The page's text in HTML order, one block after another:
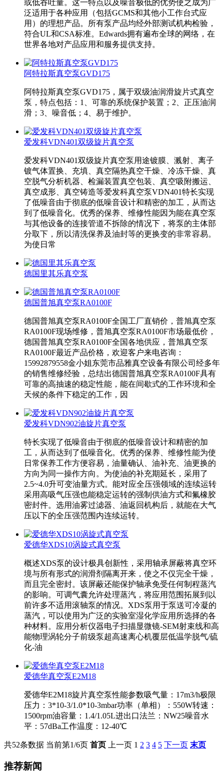
或低吞吐量。这一特点以及噪音极低的优势使之成为广
泛适用于各种应用（包括GCMS和其他小工作台式应
用）的理想产品。所有泵产品均经外部测试机构检验，
符合UL和CSA标准。Edwards拥有遍布全球的网络，在
世界各地对产品应用和服务提供支持。
阿特拉斯真空泵GVD175
阿特拉斯真空泵GVD175，属于双级油润滑旋片式真空
泵，特点包括：1、可靠的系统保护装置；2、正压油润
滑；3、噪音低；4、易于维护。
爱发科VDN401双级旋片真空泵
爱发科VDN401双级旋片真空泵用途镀膜、溅射、离子
镀气体置换、充填、真空隔热真空干燥、冷冻干燥、真
空脱气分析机器、检漏装置真空包装、真空吸附搬运、
真空成形、真空铸造等爱发科真空泵VDN401特长实现
了低噪音由于彻底的低噪音设计和精密的加工，从而达
到了低噪音化。优秀的保养、维修性能因为能在真空泵
与其他设备的连接管道不拆除的情况下，将泵的主体部
分取下，所以清洗保养及油封等的更换变的非常容易。
为使日常
德国里其乐真空泵
德国普旭真空泵RA0100F
德国普旭真空泵RA0100F全国工厂直销价，普旭真空泵
RA0100F现场维修，普旭真空泵RA0100F市场最低价，
德国普旭真空泵RA0100F全国各地供应，普旭真空泵
RA0100F最近产品价格，欢迎客户来电咨询：
15992879558金小姐东莞市品雅真空设备有限公司经多年
的销售维修经验，总结出德国普旭真空泵RA0100F具有
可靠的高抽速的稳定性能，能在间歇式的工作环境和全
天候的条件下稳定的工作，因
爱发科VDN902油旋片真空泵
特长实现了低噪音由于彻底的低噪音设计和精密的加
工，从而达到了低噪音化。优秀的保养、维修性能为使
日常保养工作方便容易，油量确认、油补充、油更换的
方向为同一操作方向。为使油的补充期延长，采用了
2.5~4.0升可变油量方式。能对应全压强领域的连续运转
采用高吸气压强也能稳定运转的强制供油方式和氟橡胶
密封件。选用油雾过滤器、油返回机构后，就能在大气
压以下的全压强范围内连续运转。
爱德华XDS10涡旋式真空泵
概述XDS泵的设计极具创新性，采用轴承屏蔽将真空环
境与所有形式的润滑剂隔离开来，使之不仅完全干燥，
而且完全密封。该屏蔽还能保护轴承免受任何制程蒸汽
的影响。可调气囊允许处理蒸汽，将应用范围拓展到以
前许多不适用滚轴泵的情况。XDS泵用于泵送可冷凝的
蒸汽，可以使用为广泛的实验室湿化学应用所选择的各
种材料。应用分析仪器电子扫描显微镜-SEM射束线和高
能物理涡轮分子前级泵超高速离心机覆层低温学脱气/硫
化-油
爱德华真空泵E2M18
爱德华E2M18旋片真空泵性能参数吸气量：17m3/h极限
压力：3*10-3/1.0*10-3mbar功率（单相）：550W转速：
1500rpm油容量：1.4/1.05L进出口法兰：NW25噪音水
平：57dBa工作温度：12-40℃
共52条数据 当前第1/6页 首页 上一页 1 2 3 4 5 下一页 末页
推荐新闻